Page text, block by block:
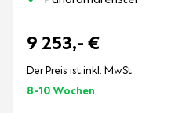
9 253,- €
Der Preis ist inkl. MwSt.
8-10 Wochen